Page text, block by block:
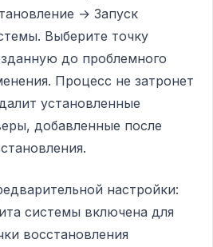
→ Запуск
Выберите точку
до проблемного
Процесс не затронет
установленные
добавленные после
настройки:
системы включена для
восстановления